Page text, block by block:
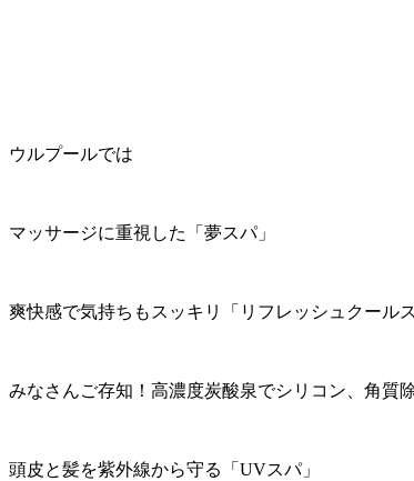
ウルプールでは
マッサージに重視した「夢スパ」
爽快感で気持ちもスッキリ「リフレッシュクールス
みなさんご存知！高濃度炭酸泉でシリコン、角質
頭皮と髪を紫外線から守る「UVスパ」